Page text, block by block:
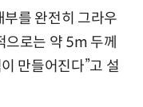
부를 완전히 그라우
으로는 약 5m 두께
만들어진다”고 설